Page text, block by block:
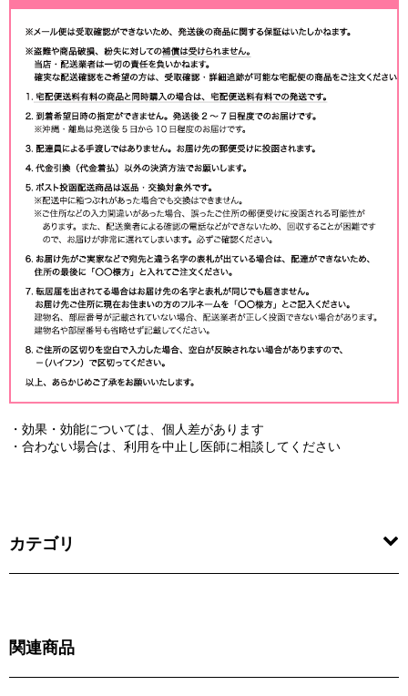
・効果・効能については、個人差があります
・合わない場合は、利用を中止し医師に相談してください
カテゴリ
関連商品